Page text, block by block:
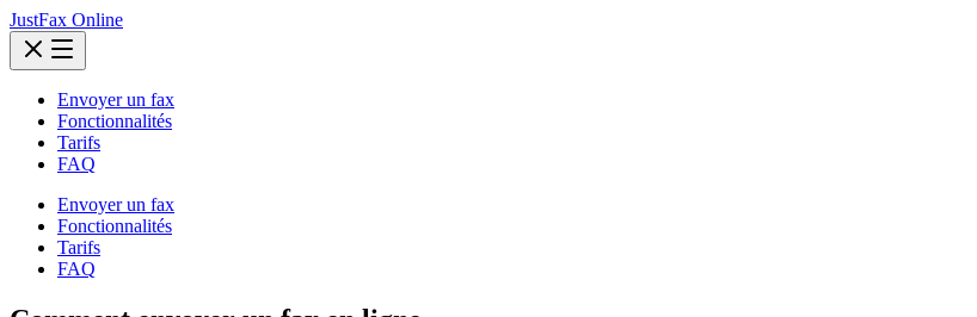
JustFax Online
Envoyer un fax
Fonctionnalités
Tarifs
FAQ
Envoyer un fax
Fonctionnalités
Tarifs
FAQ